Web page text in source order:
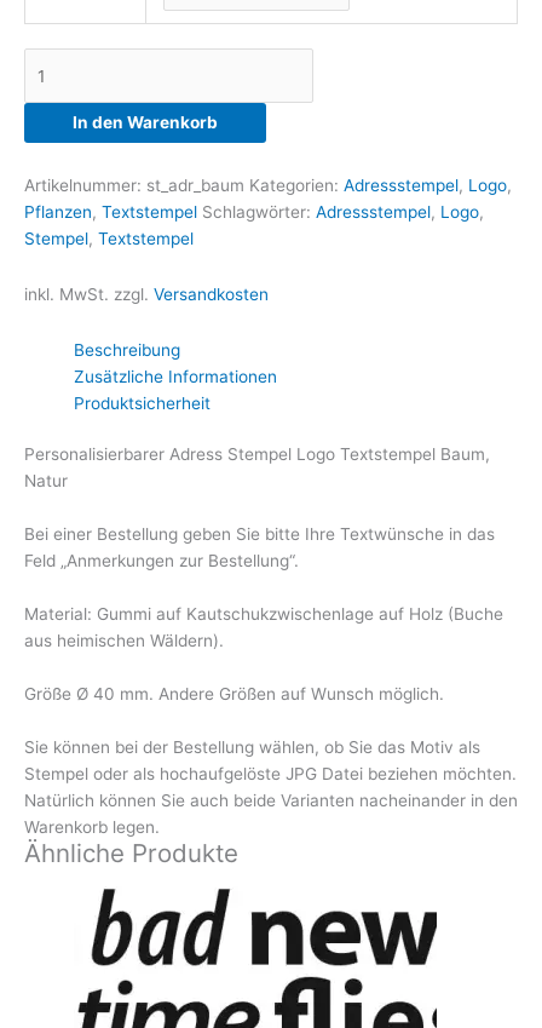
Text
Stempel
Baum
In den Warenkorb
Artikelnummer: st_adr_baum Kategorien: Adressstempel, Logo,
Pflanzen, Textstempel Schlagwörter: Adressstempel, Logo,
Stempel, Textstempel
inkl. MwSt. zzgl. Versandkosten
Beschreibung
Zusätzliche Informationen
Produktsicherheit
Personalisierbarer Adress Stempel Logo Textstempel Baum,
Natur
Bei einer Bestellung geben Sie bitte Ihre Textwünsche in das
Feld „Anmerkungen zur Bestellung“.
Material: Gummi auf Kautschukzwischenlage auf Holz (Buche
aus heimischen Wäldern).
Größe Ø 40 mm. Andere Größen auf Wunsch möglich.
Sie können bei der Bestellung wählen, ob Sie das Motiv als
Stempel oder als hochaufgelöste JPG Datei beziehen möchten.
Natürlich können Sie auch beide Varianten nacheinander in den
Warenkorb legen.
Ähnliche Produkte